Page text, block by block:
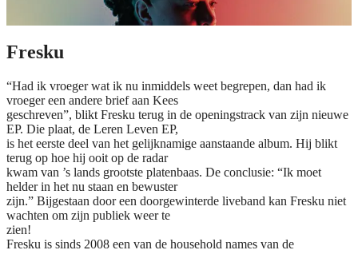
Fresku
“Had ik vroeger wat ik nu inmiddels weet begrepen, dan had ik
vroeger een andere brief aan Kees
geschreven”, blikt Fresku terug in de openingstrack van zijn nieuwe
EP. Die plaat, de Leren Leven EP,
is het eerste deel van het gelijknamige aanstaande album. Hij blikt
terug op hoe hij ooit op de radar
kwam van ’s lands grootste platenbaas. De conclusie: “Ik moet
helder in het nu staan en bewuster
zijn.” Bijgestaan door een doorgewinterde liveband kan Fresku niet
wachten om zijn publiek weer te
zien!
Fresku is sinds 2008 een van de household names van de